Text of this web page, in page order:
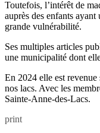
Toutefois, l’intérêt de
auprès des enfants
grande vulnérabilité.
Ses multiples articles
une municipalité dont
En 2024 elle est
nos lacs. Avec les
Sainte-Anne-des-Lacs.
print